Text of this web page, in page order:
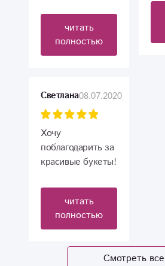
уходу за цветами,
лёгкая беседа ♡
читать
полностью
Светлана08.07.2020
Хочу
поблагодарить за
красивые букеты!
городе, поэтому
заказ цветов для
меня дело очень
ответственное,
но вашей
читать
полностью
Смотреть все